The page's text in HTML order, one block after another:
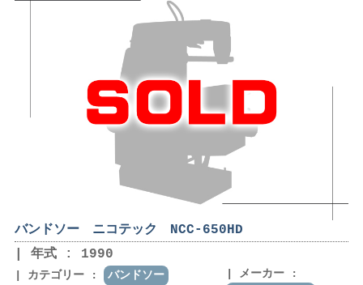
バンドソー ニコテック NCC-650HD
年式 : 1990
カテゴリー :
バンドソー
メーカー :